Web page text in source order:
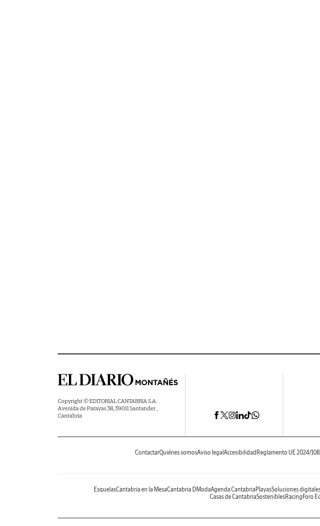
Copyright © EDITORIAL CANTABRIA S.A.
Avenida de Parayas 38, 39011 Santander ,
Cantabria
ContactarQuiénes somosAviso legal Accesibilidad Reglamento UE 2024/
EsquelasCantabria en la MesaCantabria DModaAgenda Cantabria PlayasSoluciones
Casas de CantabriaSosteniblesRacing Foro